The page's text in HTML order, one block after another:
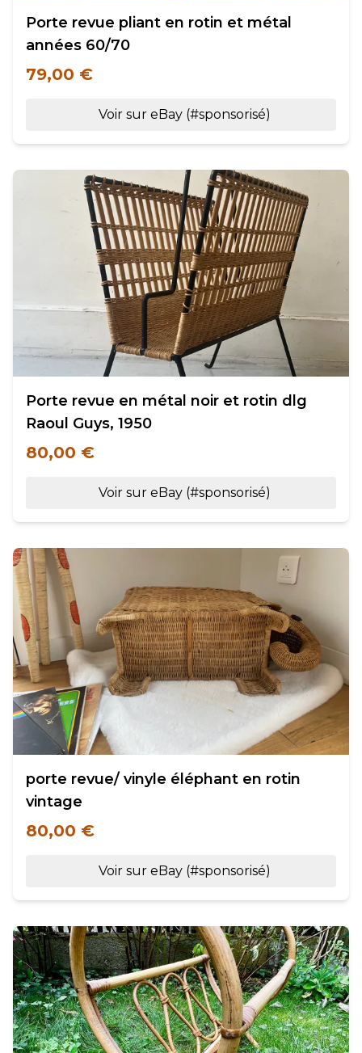
Porte revue pliant en rotin et métal
années 60/70
79,00 €
Voir sur eBay (#sponsorisé)
Porte revue en métal noir et rotin dlg
Raoul Guys, 1950
80,00 €
Voir sur eBay (#sponsorisé)
porte revue/ vinyle éléphant en rotin
vintage
80,00 €
Voir sur eBay (#sponsorisé)